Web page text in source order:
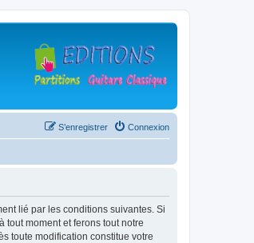
Connexion
S’enregistrer
lié par les conditions suivantes. Si
tout moment et ferons tout notre
toute modification constitue votre